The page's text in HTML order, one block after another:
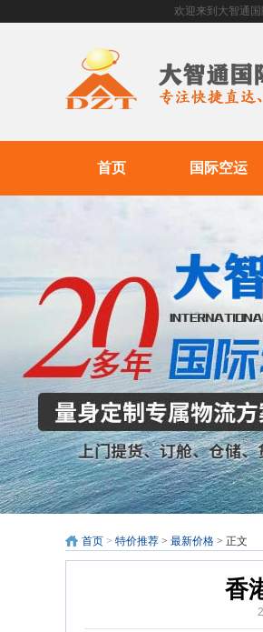
欢迎来到大智通国
首页 国际空运
首页 > 特价推荐 > 最新价格 > 正文
香